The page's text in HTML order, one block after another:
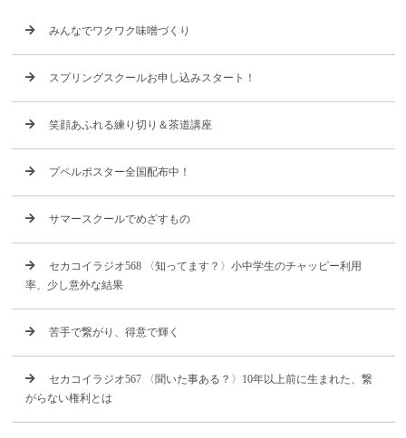
みんなでワクワク味噌づくり
スプリングスクールお申し込みスタート！
笑顔あふれる練り切り＆茶道講座
プペルポスター全国配布中！
サマースクールでめざすもの
セカコイラジオ568 〈知ってます？〉小中学生のチャッピー利用
率、少し意外な結果
苦手で繋がり、得意で輝く
セカコイラジオ567 〈聞いた事ある？〉10年以上前に生まれた、繋
がらない権利とは